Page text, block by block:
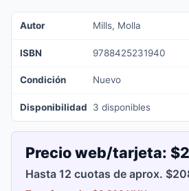
Autor Mills, Molla
ISBN 9788425231940
Condición Nuevo
Disponibilidad 3 disponibles
Precio web/tarjeta:
Hasta 12 cuotas de aprox.